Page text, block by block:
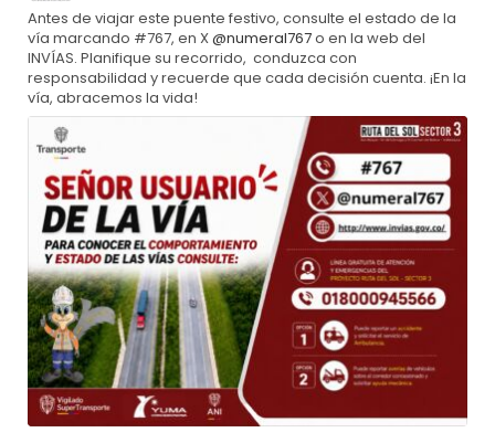
Antes de viajar este puente festivo, consulte el estado de la
vía marcando #767, en X@numeral767o en la web del
INVÍAS. Planifique su recorrido, conduzca con
responsabilidad y recuerde que cada decisión cuenta. ¡En la
vía, abracemos la vida!